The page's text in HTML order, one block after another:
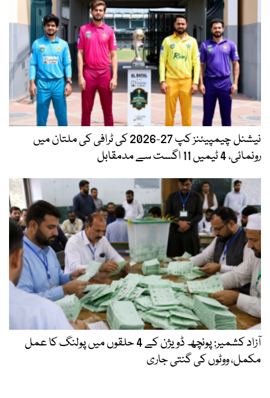
نیشنل چیمپیئنز کپ 27-2026 کی ٹرافی کی ملتان میں
رونمائی، 4 ٹیمیں 11 اگست سے مدمقابل
آزاد کشمیر: پونچھ ڈویژن کے 4 حلقوں میں پولنگ کا عمل
مکمل، ووٹوں کی گنتی جاری